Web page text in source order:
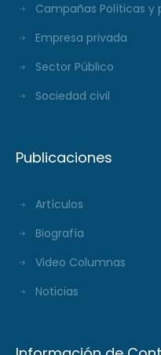
Campañas Políticas y
Empresa privada
Sector Público
Sociedad civil
Publicaciones
Artículos
Biografía
Video Columnas
Noticias